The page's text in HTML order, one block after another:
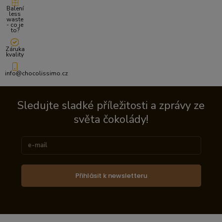
Balení
less
waste
- co je
to?
Záruka
kvality
info@chocolissimo.cz
Sledujte sladké příležitosti a zprávy ze
světa čokolády!
Přihlásit k newsletteru